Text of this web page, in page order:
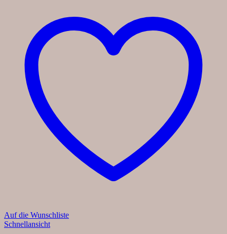
Auf die Wunschliste
Schnellansicht